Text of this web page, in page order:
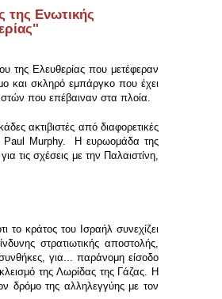
της Ενωτικής
της Ελευθερίας που μετέφεραν
και σκληρό εμπάργκο που έχει
που επέβαιναν στα πλοία.
ακτιβιστές από διαφορετικές
Paul Murphy. Η ευρωομάδα της
τις σχέσεις με την Παλαιστίνη,
κράτος του Ισραήλ συνεχίζει
στρατιωτικής αποστολής,
για... παράνομη είσοδο
της Λωρίδας της Γάζας. Η
δρόμο της αλληλεγγύης με τον